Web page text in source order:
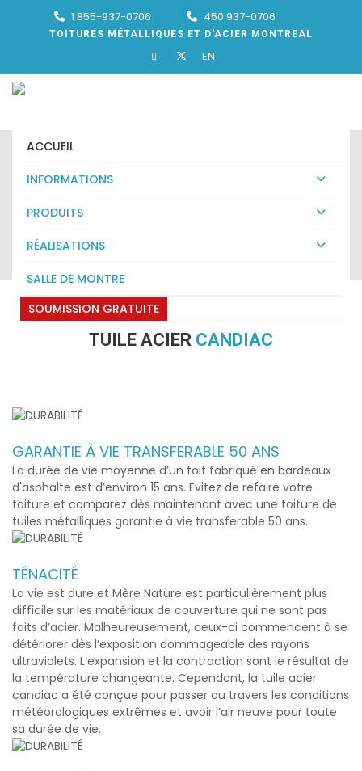
1 855-937-0706 450 937-0706
TOITURES MÉTALLIQUES ET D'ACIER MONTREAL
EN
ACCUEIL
INFORMATIONS
PRODUITS
RÉALISATIONS
SALLE DE MONTRE
SOUMISSION GRATUITE
TUILE ACIER CANDIAC
GARANTIE À VIE TRANSFERABLE 50 ANS
La durée de vie moyenne d’un toit fabriqué en bardeaux
d'asphalte est d’environ 15 ans. Evitez de refaire votre
toiture et comparez dès maintenant avec une toiture de
tuiles métalliques garantie à vie transferable 50 ans.
TÉNACITÉ
La vie est dure et Mère Nature est particulièrement plus
difficile sur les matériaux de couverture qui ne sont pas
faits d’acier. Malheureusement, ceux-ci commencent à se
détériorer dès l’exposition dommageable des rayons
ultraviolets. L’expansion et la contraction sont le résultat de
la température changeante. Cependant, la tuile acier
candiac a été conçue pour passer au travers les conditions
météorologiques extrêmes et avoir l’air neuve pour toute
sa durée de vie.